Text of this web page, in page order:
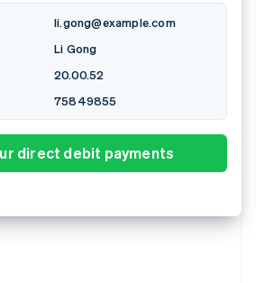
Betaal €123.00